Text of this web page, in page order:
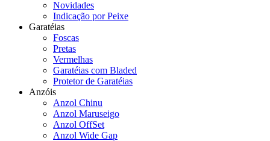
Novidades
Indicação por Peixe
Garatéias
Foscas
Pretas
Vermelhas
Garatéias com Bladed
Protetor de Garatéias
Anzóis
Anzol Chinu
Anzol Maruseigo
Anzol OffSet
Anzol Wide Gap